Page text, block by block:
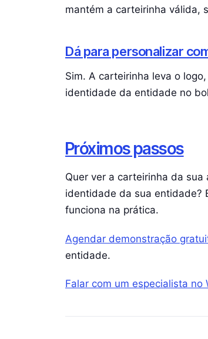
mantém a carteirinha válida,
Dá para personalizar
Sim. A carteirinha leva o
identidade da entidade no
Próximos passos
Quer ver a carteirinha da sua
identidade da sua entidade?
funciona na prática.
Agendar demonstração
entidade.
Falar com um especialista no